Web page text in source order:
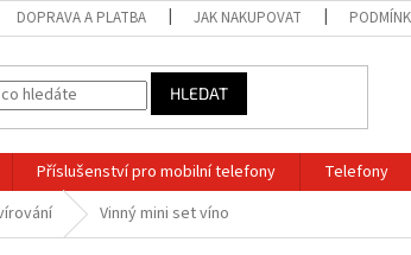
DOPRAVA A PLATBA JAK NAKUPOVAT
HLEDAT
Příslušenství pro mobilní telefony Telefony
Vinný mini set víno